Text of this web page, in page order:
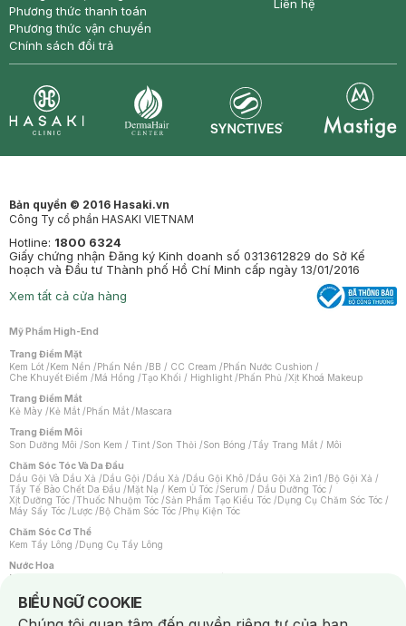
Phương thức thanh toán
Phương thức vận chuyển
Chính sách đổi trả
Liên hệ
Bản quyền © 2016 Hasaki.vn
Công Ty cổ phần HASAKI VIETNAM
Hotline: 1800 6324
Giấy chứng nhận Đăng ký Kinh doanh số 0313612829 do Sở Kế
hoạch và Đầu tư Thành phố Hồ Chí Minh cấp ngày 13/01/2016
Xem tất cả cửa hàng
Mỹ Phẩm High-End
Trang Điểm Mặt
Kem Lót /Kem Nền /Phấn Nền /BB / CC Cream /Phấn Nước Cushion /
Che Khuyết Điểm /Má Hồng /Tạo Khối / Highlight /Phấn Phủ /Xịt Khoá Makeup
Trang Điểm Mắt
Kẻ Mày /Kẻ Mắt /Phấn Mắt /Mascara
Trang Điểm Môi
Son Dưỡng Môi /Son Kem / Tint /Son Thỏi /Son Bóng /Tẩy Trang Mắt / Môi
Chăm Sóc Tóc Và Da Đầu
Dầu Gội Và Dầu Xả /Dầu Gội /Dầu Xả /Dầu Gội Khô /Dầu Gội Xả 2in1 /Bộ Gội Xả /
Tẩy Tế Bào Chết Da Đầu /Mặt Nạ / Kem Ủ Tóc /Serum / Dầu Dưỡng Tóc /
Xịt Dưỡng Tóc /Thuốc Nhuộm Tóc /Sản Phẩm Tạo Kiểu Tóc /Dụng Cụ Chăm Sóc Tóc /
Máy Sấy Tóc /Lược /Bộ Chăm Sóc Tóc /Phụ Kiện Tóc
Chăm Sóc Cơ Thể
Kem Tẩy Lông /Dụng Cụ Tẩy Lông
Nước Hoa
Nước Hoa Nữ
Chăm Sóc Cá Nhân
Chống Muỗi /Khẩu Trang /Máy Massage/Mặt Nạ Xông Hơi /Nước Rửa Tay/
BIỂU NGỮ COOKIE
Notice about cookies usage